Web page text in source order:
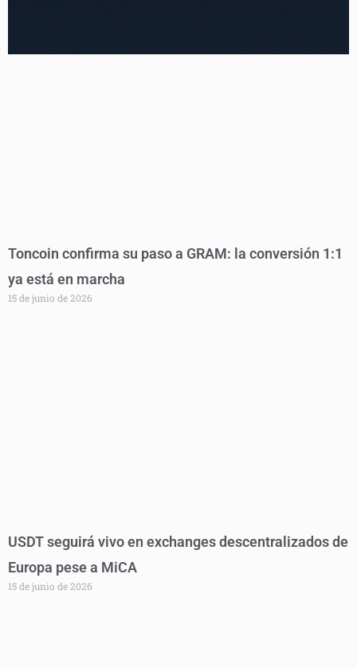
Toncoin confirma su paso a GRAM: la conversión 1:1
ya está en marcha
15 de junio de 2026
USDT seguirá vivo en exchanges descentralizados de
Europa pese a MiCA
15 de junio de 2026